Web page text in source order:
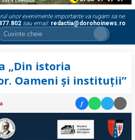
unor evenimente importante va rugam sa ne
sau email: redactia@dorohoinews.ro
„Din istoria
Oameni și instituții”
f